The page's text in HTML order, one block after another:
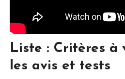
Liste : Critères à
les avis et tests